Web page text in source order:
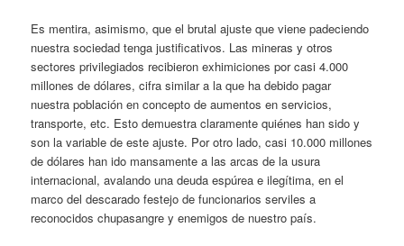
Es mentira, asimismo, que el brutal ajuste que viene padeciendo
nuestra sociedad tenga justificativos. Las mineras y otros
sectores privilegiados recibieron exhimiciones por casi 4.000
millones de dólares, cifra similar a la que ha debido pagar
nuestra población en concepto de aumentos en servicios,
transporte, etc. Esto demuestra claramente quiénes han sido y
son la variable de este ajuste. Por otro lado, casi 10.000 millones
de dólares han ido mansamente a las arcas de la usura
internacional, avalando una deuda espúrea e ilegítima, en el
marco del descarado festejo de funcionarios serviles a
reconocidos chupasangre y enemigos de nuestro país.